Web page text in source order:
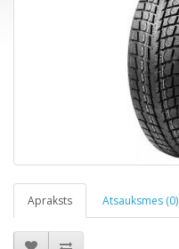
Apraksts Atsauksmes (0)